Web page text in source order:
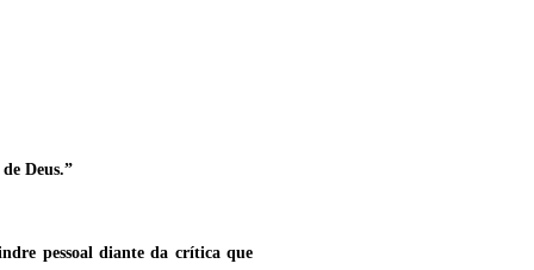
Deus.”
pessoal diante da crítica que